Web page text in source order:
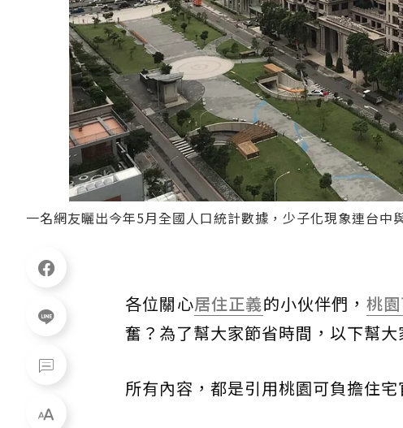
一名網友曬出今年5月全國人口統計數據，少子化現象連台
各位關心居住正義的小伙伴們， 桃園
奮？為了幫大家節省時間，以下幫
所有內容，都是引用桃園可負擔住